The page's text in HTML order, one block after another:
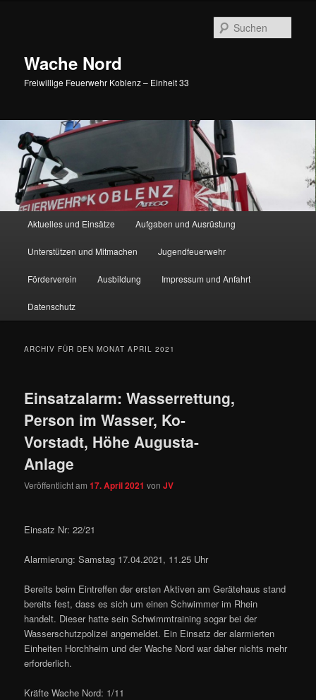
Wache Nord
Freiwillige Feuerwehr Koblenz – Einheit 33
Zum Inhalt wechseln
Zum sekundären Inhalt wechseln
Aktuelles und Einsätze Aufgaben und Ausrüstung
Unterstützen und Mitmachen Jugendfeuerwehr
Förderverein Ausbildung Impressum und Anfahrt
Datenschutz
ARCHIV FÜR DEN MONATAPRIL 2021
Einsatzalarm: Wasserrettung,
Person im Wasser, Ko-
Vorstadt, Höhe Augusta-
Anlage
Veröffentlicht am17. April 2021 vonJV
Einsatz Nr: 22/21
Alarmierung: Samstag 17.04.2021, 11.25 Uhr
Bereits beim Eintreffen der ersten Aktiven am Gerätehaus stand
bereits fest, dass es sich um einen Schwimmer im Rhein
handelt. Dieser hatte sein Schwimmtraining sogar bei der
Wasserschutzpolizei angemeldet. Ein Einsatz der alarmierten
Einheiten Horchheim und der Wache Nord war daher nichts mehr
erforderlich.
Kräfte Wache Nord: 1/11